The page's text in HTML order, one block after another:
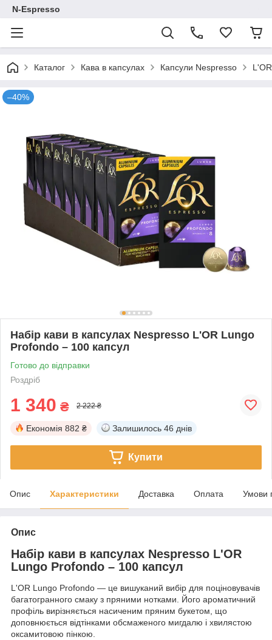
N-Espresso
Каталог Кава в капсулах Капсули Nespresso L'OR
–40%
Набір кави в капсулах Nespresso L'OR Lungo
Profondo – 100 капсул
Готово до відправки
Роздріб
1 340 ₴ 2 222 ₴
Економія 882 ₴ Залишилось 46 днів
Купити
Опис Характеристики Доставка Оплата Умови
Опис
Набір кави в капсулах Nespresso L'OR
Lungo Profondo – 100 капсул
L'OR Lungo Profondo — це вишуканий вибір для поціновувачів
багатогранного смаку з пряними нотками. Його ароматичний
профіль вирізняється насиченим пряним букетом, що
доповнюється відтінками обсмаженого мигдалю і хвилястою
оксамитовою пінкою.